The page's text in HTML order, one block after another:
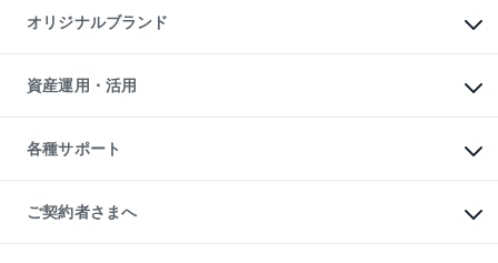
アパート経営
収益物件
ビル購入（ビル一棟）
投資用不動産の売却査定
事業用不動産の売却査定
マンションライブラリー
人気マンションランキング
暮らしに役立つ不動産メディア
不動産相場・不動産価格情報
不動産コラム・ニュース
不動産用語集
不動産なんでもネット相談室
住まいの税金
オリジナルブランド
一棟リノベーションマンション
L`GENTE（ルジェンテ）
区分リノベーションマンション
投資用一棟レジデンスWELL
不動産小口投資
LEGACIA（レガシア）
資産運用・活用
不動産M&A
アセットマネジメント・出資
各種サポート
相続サポート
リフォームサポート
ご契約者さまへ